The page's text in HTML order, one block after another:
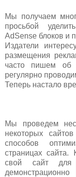
Мы получаем
просьбой
AdSense блоков и
Издатели
размещения
часто пишем об
регулярно
Теперь настало
Мы проведем
некоторых
способов
страницах сайта.
свой сайт для
демонстрационно